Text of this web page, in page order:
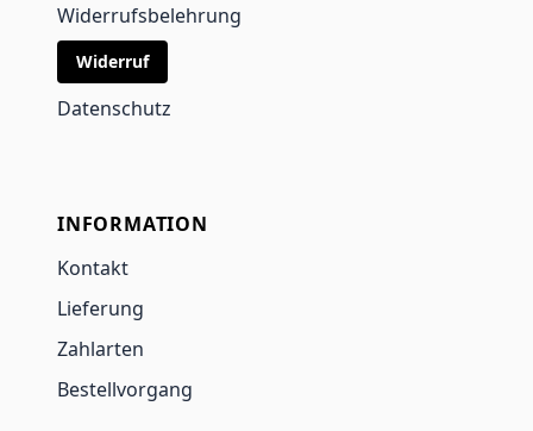
Widerrufsbelehrung
Widerruf
Datenschutz
INFORMATION
Kontakt
Lieferung
Zahlarten
Bestellvorgang